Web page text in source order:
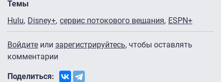
Темы
Hulu Disney+ сервис потокового вещания ESPN+
Войдите или зарегистрируйтесь, чтобы оставлять
комментарии
Поделиться: